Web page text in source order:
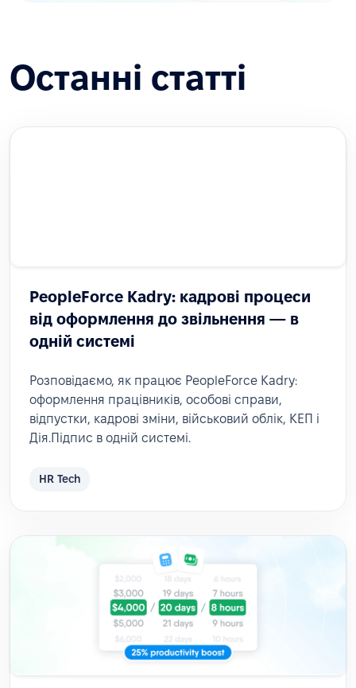
Останні статті
PeopleForce Kadry: кадрові процеси
від оформлення до звільнення — в
одній системі
Розповідаємо, як працює PeopleForce Kadry:
оформлення працівників, особові справи,
відпустки, кадрові зміни, військовий облік, КЕП і
Дія.Підпис в одній системі.
HR Tech